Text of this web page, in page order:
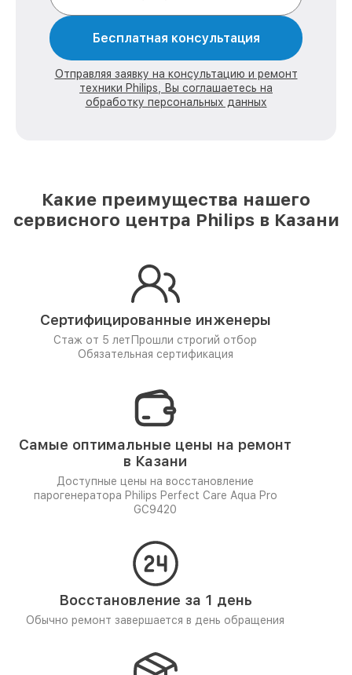
Бесплатная консультация
Отправляя заявку на консультацию и ремонт
техники Philips, Вы соглашаетесь на
обработку персональных данных
Какие преимущества нашего
сервисного центра Philips в Казани
Сертифицированные инженеры
Стаж от 5 лет Прошли строгий отбор
Обязательная сертификация
Самые оптимальные цены на ремонт
в Казани
Доступные цены на восстановление
парогенератора Philips Perfect Care Aqua Pro
GC9420
Восстановление за 1 день
Обычно ремонт завершается в день обращения